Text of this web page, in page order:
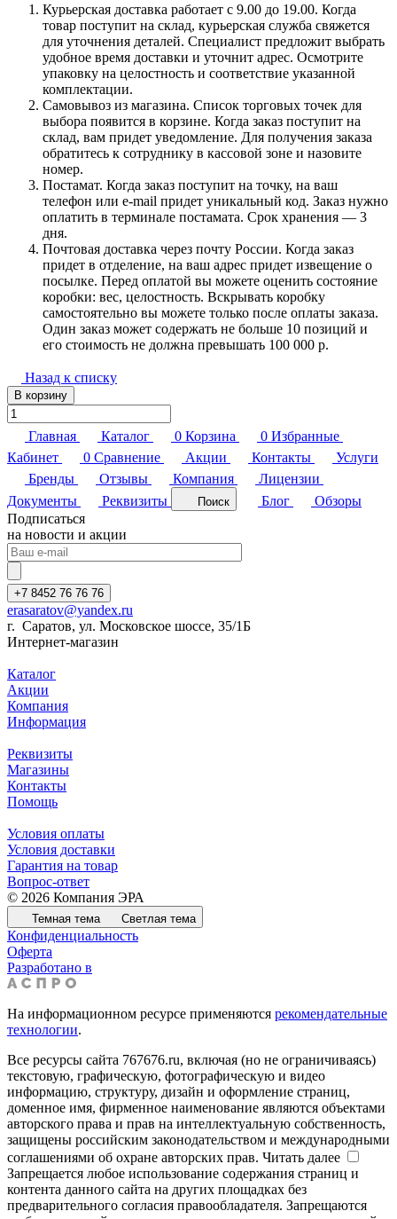
Курьерская доставка работает с 9.00 до 19.00. Когда
товар поступит на склад, курьерская служба свяжется
для уточнения деталей. Специалист предложит выбрать
удобное время доставки и уточнит адрес. Осмотрите
упаковку на целостность и соответствие указанной
комплектации.
Самовывоз из магазина. Список торговых точек для
выбора появится в корзине. Когда заказ поступит на
склад, вам придет уведомление. Для получения заказа
обратитесь к сотруднику в кассовой зоне и назовите
номер.
Постамат. Когда заказ поступит на точку, на ваш
телефон или e-mail придет уникальный код. Заказ нужно
оплатить в терминале постамата. Срок хранения — 3
дня.
Почтовая доставка через почту России. Когда заказ
придет в отделение, на ваш адрес придет извещение о
посылке. Перед оплатой вы можете оценить состояние
коробки: вес, целостность. Вскрывать коробку
самостоятельно вы можете только после оплаты заказа.
Один заказ может содержать не больше 10 позиций и
его стоимость не должна превышать 100 000 р.
Назад к списку
В корзину
Главная Каталог 0 Корзина 0 Избранные
Кабинет
0 Сравнение Акции Контакты
Услуги
Бренды
Отзывы Компания
Лицензии
Документы
Реквизиты Поиск Блог
Обзоры
Подписаться
на новости и акции
+7 8452 76 76 76
erasaratov@yandex.ru
г. Саратов, ул. Московское шоссе, 35/1Б
Интернет-магазин
Каталог
Акции
Компания
Информация
Реквизиты
Магазины
Контакты
Помощь
Условия оплаты
Условия доставки
Гарантия на товар
Вопрос-ответ
© 2026 Компания ЭРА
Темная тема Светлая тема
Конфиденциальность
Оферта
Разработано в
На информационном ресурсе применяются рекомендательные
технологии.
Все ресурсы сайта 767676.ru, включая (но не ограничиваясь)
текстовую, графическую, фотографическую и видео
информацию, структуру, дизайн и оформление страниц,
доменное имя, фирменное наименование являются объектами
авторского права и прав на интеллектуальную собственность,
защищены российским законодательством и международными
соглашениями об охране авторских прав. Читать далее
Запрещается любое использование содержания страниц и
контента данного сайта на других площадках без
предварительного согласия правообладателя. Запрещаются